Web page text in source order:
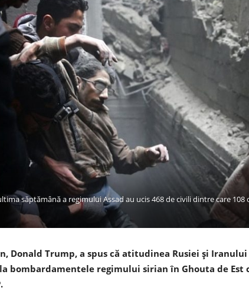
dezvoltă un nou cip AI pentru a înlocui Nvidia
săptămână a regimului Assad au ucis 468 de civili dintre care 108
Donald Trump, a spus că atitudinea Rusiei şi Iranului
bombardamentele regimului sirian în Ghouta de Est